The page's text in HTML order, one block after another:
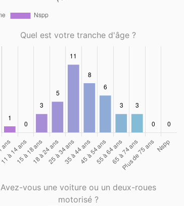
Quel est votre tranche d'âge ?
Avez-vous une voiture ou un deux-roues
motorisé ?